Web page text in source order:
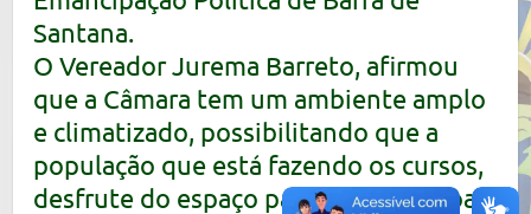
Santana.
O Vereador Jurema Barreto, afirmou
que a Câmara tem um ambiente amplo
e climatizado, possibilitando que a
população que está fazendo os cursos,
desfrute do espaço para se aperfeiçoar